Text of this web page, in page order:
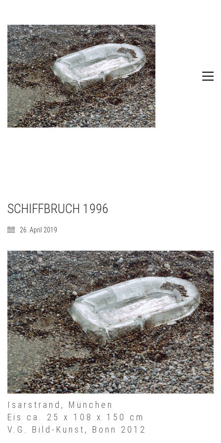
SCHIFFBRUCH 1996
26. April 2019
Isarstrand, München
Eis ca. 25 x 108 x 150 cm
V.G. Bild-Kunst, Bonn 2012